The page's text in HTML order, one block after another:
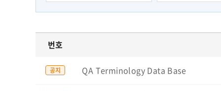
번호
공지 QA Terminology Data Base